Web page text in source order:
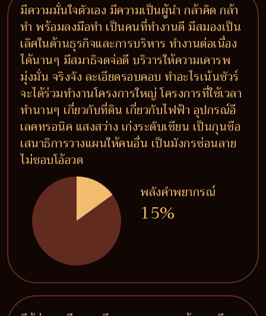
มีความมั่นใจตัวเอง มีความเป็นผู้นำ กล้าคิด กล้า
ทำ พร้อมลงมือทำ เป็นคนที่ทำงานดี มีสมองเป็น
เลิศในด้านธุรกิจและการบริหาร ทำงานต่อเนื่อง
ได้นานๆ มีสมาธิจดจ่อดี บริวารให้ความเคารพ
มุ่งมั่น จริงจัง ละเอียดรอบคอบ ทำอะไรเน้นชัวร์
จะได้ร่วมทำงานโครงการใหญ่ โครงการที่ใช้เวลา
ทำนานๆ เกี่ยวกับที่ดิน เกี่ยวกับไฟฟ้า อุปกรณ์อี
เลคทรอนิค แสงสว่าง เก่งระดับเซียน เป็นกุนซือ
เสนาธิการวางแผนให้คนอื่น เป็นมังกรซ่อนลาย
ไม่ชอบโอ้อวด
พลังคำพยากรณ์
15%